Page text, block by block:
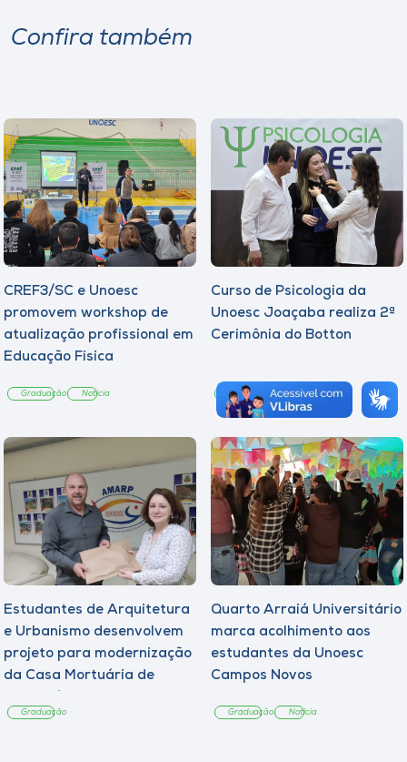
Confira também
CREF3/SC e Unoesc
promovem workshop de
atualização profissional em
Educação Física
Graduação Notícia
Curso de Psicologia da
Unoesc Joaçaba realiza 2ª
Cerimônia do Botton
Graduação Notícia
Estudantes de Arquitetura
e Urbanismo desenvolvem
projeto para modernização
da Casa Mortuária de
Graduação
Quarto Arraiá Universitário
marca acolhimento aos
estudantes da Unoesc
Campos Novos
Graduação Notícia